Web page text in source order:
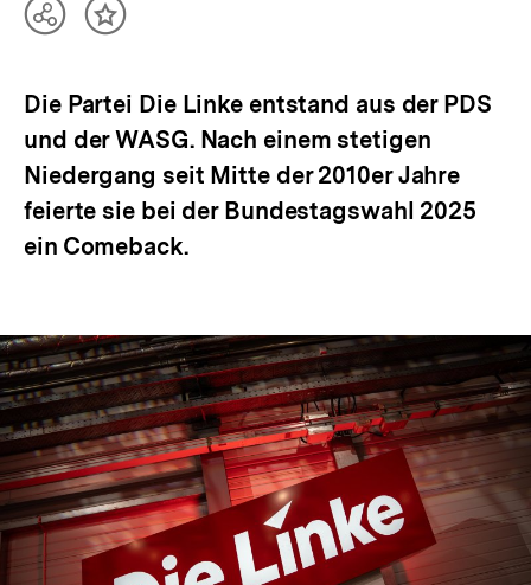
TeilenInhalt
Die Partei Die Linke entstand aus der PDS
und der WASG. Nach einem stetigen
Niedergang seit Mitte der 2010er Jahre
feierte sie bei der Bundestagswahl 2025
ein Comeback.